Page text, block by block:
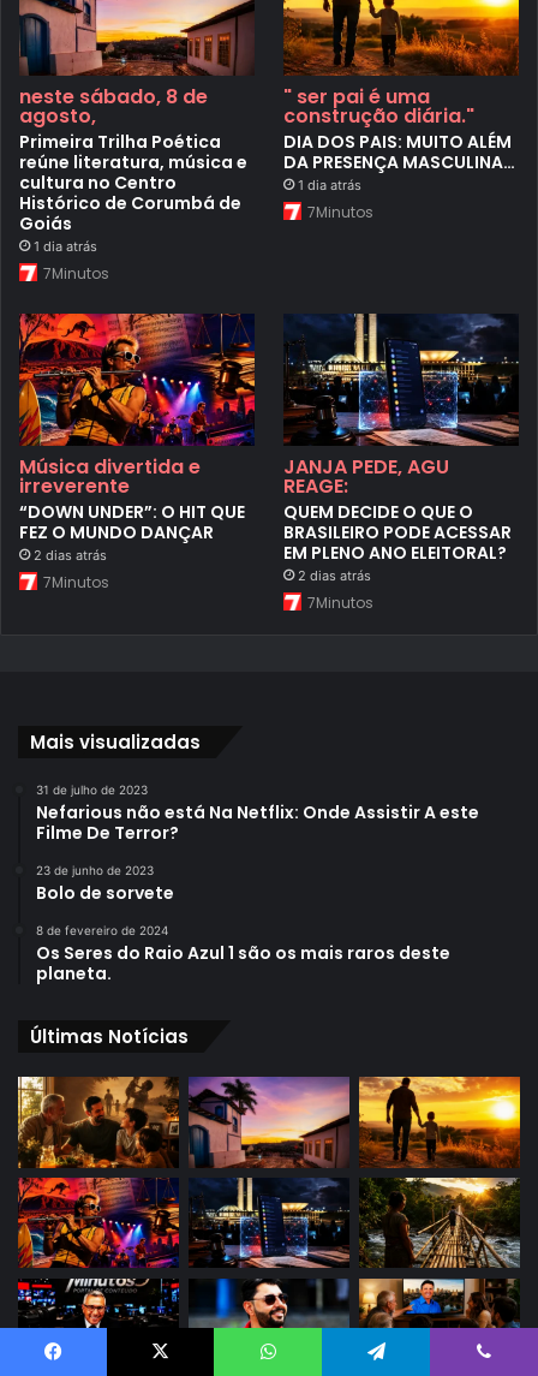
neste sábado, 8 de
agosto,
Primeira Trilha Poética
reúne literatura, música e
cultura no Centro
Histórico de Corumbá de
Goiás
1 dia atrás
7Minutos
" ser pai é uma
construção diária."
DIA DOS PAIS: MUITO ALÉM
DA PRESENÇA MASCULINA…
1 dia atrás
7Minutos
Música divertida e
irreverente
“DOWN UNDER”: O HIT QUE
FEZ O MUNDO DANÇAR
2 dias atrás
7Minutos
JANJA PEDE, AGU
REAGE:
QUEM DECIDE O QUE O
BRASILEIRO PODE ACESSAR
EM PLENO ANO ELEITORAL?
2 dias atrás
7Minutos
Mais visualizadas
31 de julho de 2023
Nefarious não está Na Netflix: Onde Assistir A este
Filme De Terror?
23 de junho de 2023
Bolo de sorvete
8 de fevereiro de 2024
Os Seres do Raio Azul 1 são os mais raros deste
planeta.
Últimas Notícias